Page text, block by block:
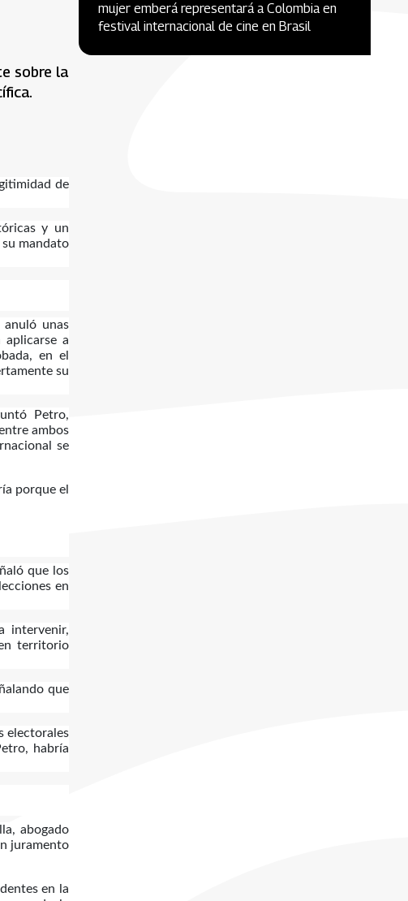
sobre la
de
y un
mandato
unas
aplicarse a
en el
su
Petro,
ambos
se
porque el
que los
en
intervenir,
territorio
que
electorales
habría
abogado
juramento
en la
mujer emberá representará a Colombia en
festival internacional de cine en Brasil